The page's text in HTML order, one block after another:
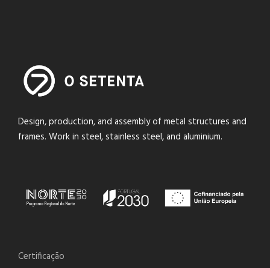
Design, production, and assembly of metal structures and
frames. Work in steel, stainless steel, and aluminium.
Certificação